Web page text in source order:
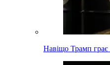
Навіщо Трамп грає